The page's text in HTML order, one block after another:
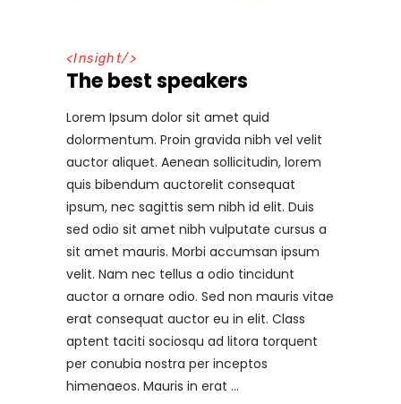
<Insight/>
The best speakers
Lorem Ipsum dolor sit amet quid
dolormentum. Proin gravida nibh vel velit
auctor aliquet. Aenean sollicitudin, lorem
quis bibendum auctorelit consequat
ipsum, nec sagittis sem nibh id elit. Duis
sed odio sit amet nibh vulputate cursus a
sit amet mauris. Morbi accumsan ipsum
velit. Nam nec tellus a odio tincidunt
auctor a ornare odio. Sed non mauris vitae
erat consequat auctor eu in elit. Class
aptent taciti sociosqu ad litora torquent
per conubia nostra per inceptos
himenaeos. Mauris in erat